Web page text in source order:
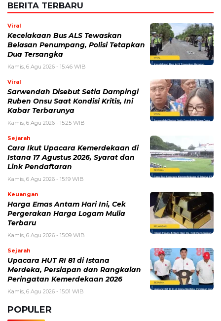
BERITA TERBARU
Viral
Kecelakaan Bus ALS Tewaskan
Belasan Penumpang, Polisi Tetapkan
Dua Tersangka
Kamis, 6 Agu 2026 - 15:46 WIB
Viral
Sarwendah Disebut Setia Dampingi
Ruben Onsu Saat Kondisi Kritis, Ini
Kabar Terbarunya
Kamis, 6 Agu 2026 - 15:25 WIB
Sejarah
Cara Ikut Upacara Kemerdekaan di
Istana 17 Agustus 2026, Syarat dan
Link Pendaftaran
Kamis, 6 Agu 2026 - 15:19 WIB
Keuangan
Harga Emas Antam Hari Ini, Cek
Pergerakan Harga Logam Mulia
Terbaru
Kamis, 6 Agu 2026 - 15:09 WIB
Sejarah
Upacara HUT RI 81 di Istana
Merdeka, Persiapan dan Rangkaian
Peringatan Kemerdekaan 2026
Kamis, 6 Agu 2026 - 15:01 WIB
POPULER